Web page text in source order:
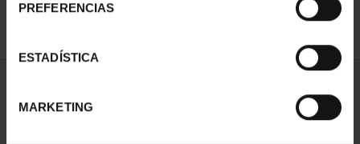
PREFERENCIAS
ESTADÍSTICA
MARKETING